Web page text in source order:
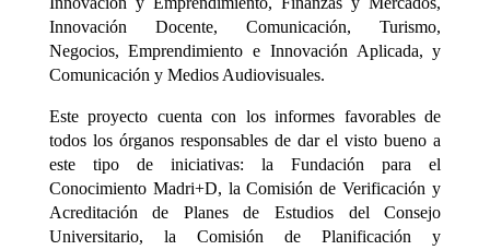
Innovación Docente, Comunicación, Turismo,
Negocios, Emprendimiento e Innovación Aplicada, y
Comunicación y Medios Audiovisuales.
Este proyecto cuenta con los informes favorables de
todos los órganos responsables de dar el visto bueno a
este tipo de iniciativas: la Fundación para el
Conocimiento Madri+D, la Comisión de Verificación y
Acreditación de Planes de Estudios del Consejo
Universitario, la Comisión de Planificación y